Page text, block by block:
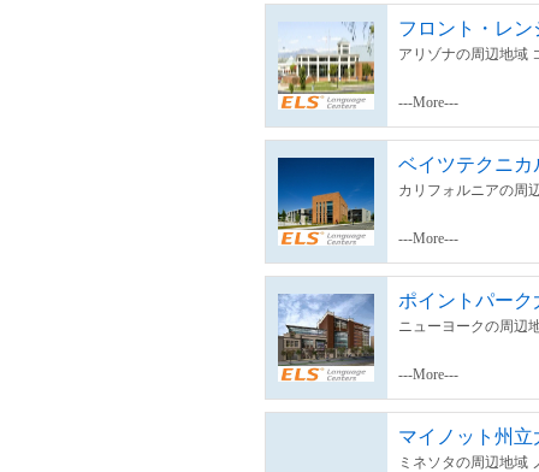
フロント・レ
アリゾナの周辺地域
---More---
ベイツテクニ
カリフォルニアの周
---More---
ポイントパーク
ニューヨークの周辺
---More---
マイノット州立
ミネソタの周辺地域